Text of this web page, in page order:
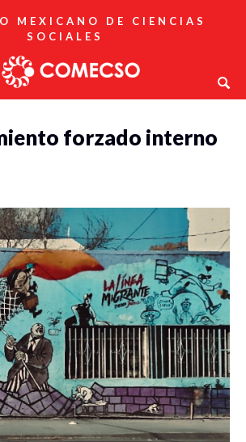
MEXICANO DE CIENCIAS
SOCIALES
forzado interno